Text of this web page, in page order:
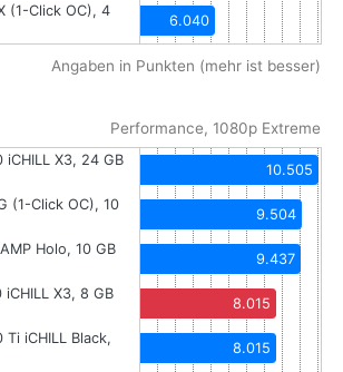
(1-Click OC), 4
6.040
Angaben in Punkten (mehr ist besser)
Performance, 1080p Extreme
iCHILL X3, 24 GB
10.505
(1-Click OC), 10
9.504
Holo, 10 GB
9.437
iCHILL X3, 8 GB
8.015
Ti iCHILL Black,
8.015